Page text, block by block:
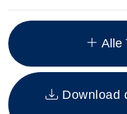
Insgesamt gibt es
Alle
Download